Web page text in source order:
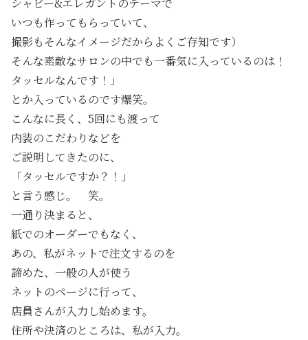
いつも作ってもらっていて、
撮影もそんなイメージだからよくご存知です）
そんな素敵なサロンの中でも一番気に入っているのは！
タッセルなんです！」
とか入っているのです爆笑。
こんなに長く、5回にも渡って
内装のこだわりなどを
ご説明してきたのに、
「タッセルですか？！」
と言う感じ。 笑。
一通り決まると、
紙でのオーダーでもなく、
あの、私がネットで注文するのを
諦めた、一般の人が使う
ネットのページに行って、
店員さんが入力し始めます。
住所や決済のところは、私が入力。